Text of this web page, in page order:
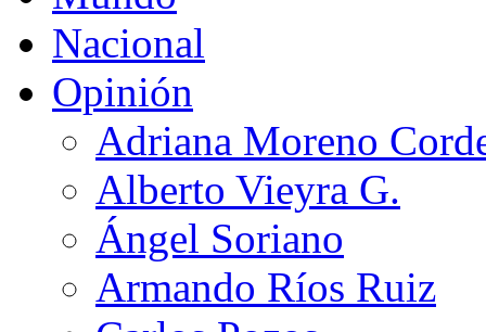
Nacional
Opinión
Adriana Moreno
Alberto Vieyra G.
Ángel Soriano
Armando Ríos Ruiz